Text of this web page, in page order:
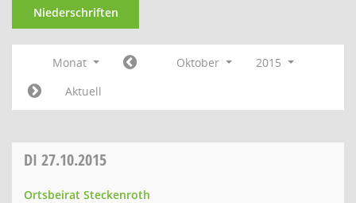
Niederschriften
Monat Oktober
2015
Aktuell
DI 27.10.2015
Ortsbeirat Steckenroth